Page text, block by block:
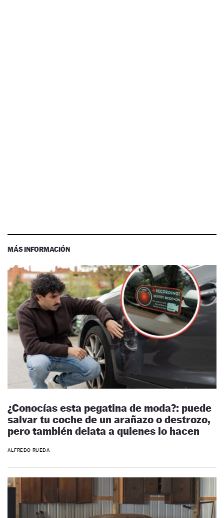
MÁS INFORMACIÓN
¿Conocías esta pegatina de moda?: puede
salvar tu coche de un arañazo o destrozo,
pero también delata a quienes lo hacen
ALFREDO RUEDA